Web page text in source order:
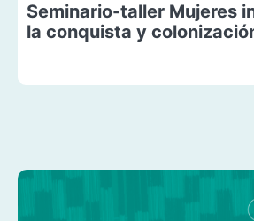
Seminario-taller Mujeres
la conquista y